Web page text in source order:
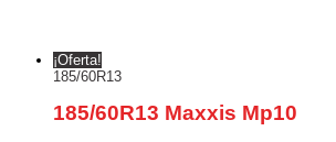
¡Oferta!
185/60R13
185/60R13 Maxxis Mp10